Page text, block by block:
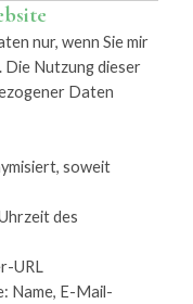
nur, wenn Sie mir
Die Nutzung dieser
Daten
soweit
des
URL
Name, E-Mail-